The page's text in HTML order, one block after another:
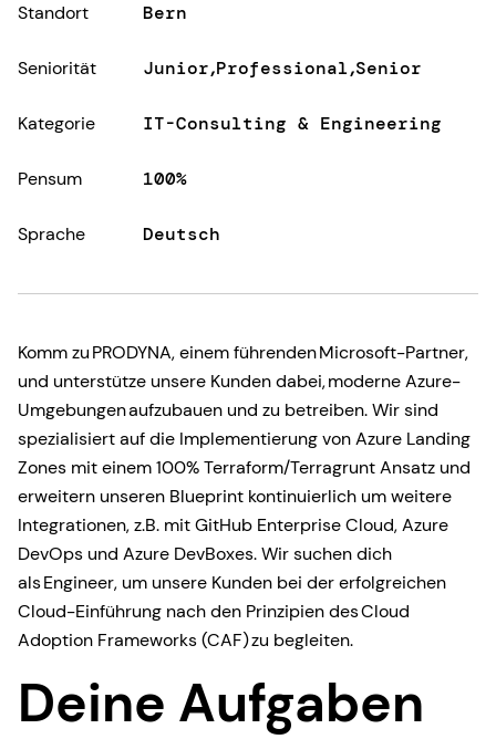
Standort Bern
Seniorität Junior Professional Senior
Kategorie IT-Consulting & Engineering
Pensum 100%
Sprache Deutsch
Komm zu PRODYNA, einem führenden Microsoft-Partner,
und unterstütze unsere Kunden dabei, moderne Azure-
Umgebungen aufzubauen und zu betreiben. Wir sind
spezialisiert auf die Implementierung von Azure Landing
Zones mit einem 100% Terraform/Terragrunt Ansatz und
erweitern unseren Blueprint kontinuierlich um weitere
Integrationen, z.B. mit GitHub Enterprise Cloud, Azure
DevOps und Azure DevBoxes. Wir suchen dich
als Engineer, um unsere Kunden bei der erfolgreichen
Cloud-Einführung nach den Prinzipien des Cloud
Adoption Frameworks (CAF) zu begleiten.
Deine Aufgaben